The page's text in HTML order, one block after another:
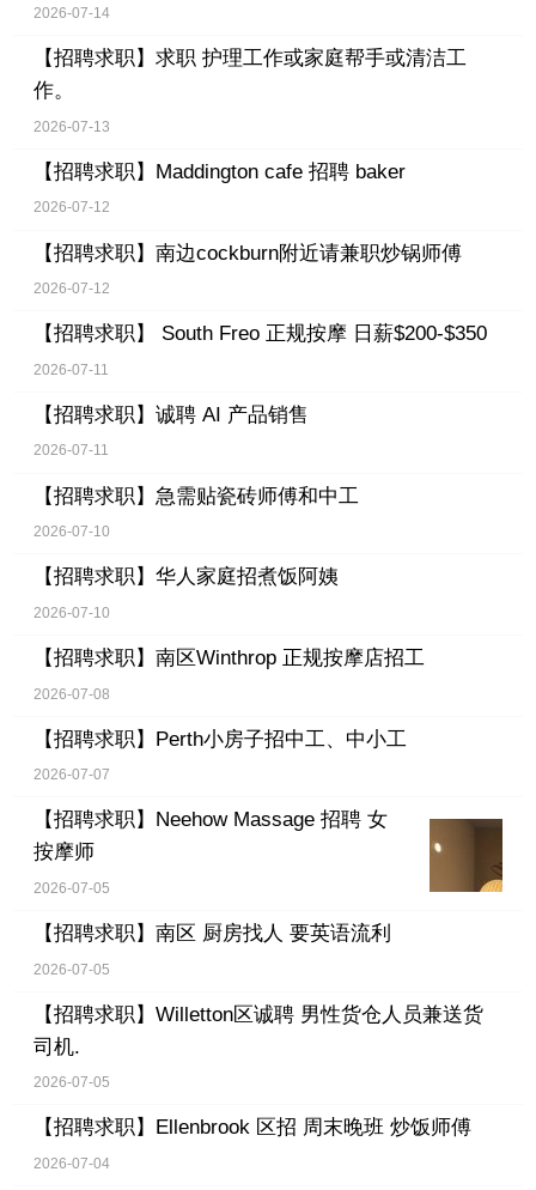
2026-07-14
【招聘求职】 求职 护理工作或家庭帮手或清洁工
作。
2026-07-13
【招聘求职】 Maddington cafe 招聘 baker
2026-07-12
【招聘求职】 南边cockburn附近请兼职炒锅师傅
2026-07-12
【招聘求职】 South Freo 正规按摩 日薪$200-$350
2026-07-11
【招聘求职】 诚聘 AI 产品销售
2026-07-11
【招聘求职】 急需贴瓷砖师傅和中工
2026-07-10
【招聘求职】 华人家庭招煮饭阿姨
2026-07-10
【招聘求职】 南区Winthrop 正规按摩店招工
2026-07-08
【招聘求职】 Perth小房子招中工、中小工
2026-07-07
【招聘求职】
Neehow Massage 招聘 女
按摩师
2026-07-05
【招聘求职】 南区 厨房找人 要英语流利
2026-07-05
【招聘求职】 Willetton区诚聘 男性货仓人员兼送货
司机.
2026-07-05
【招聘求职】 Ellenbrook 区招 周末晚班 炒饭师傅
2026-07-04